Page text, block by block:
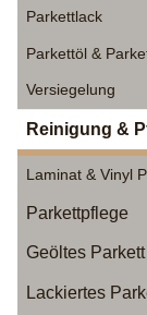
Parkettlack
Parkettöl &
Versiegelung
Reinigung &
Laminat & Vinyl
Parkettpflege
Geöltes Parkett
Lackiertes